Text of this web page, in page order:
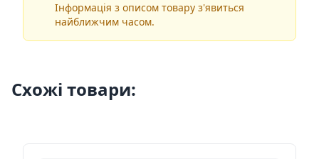
Інформація з описом товару з'явиться
найближчим часом.
Схожі товари: